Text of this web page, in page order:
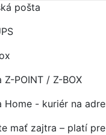
pošta
Z-POINT / Z-BOX
Home - kuriér na
mať zajtra – platí